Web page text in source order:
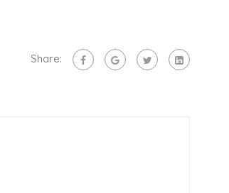
Share: